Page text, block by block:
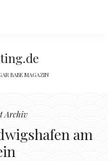
BABE MAGAZIN
Archiv
am